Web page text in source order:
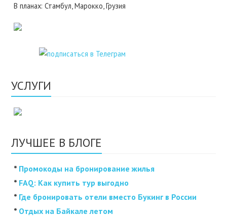
В планах: Стамбул, Марокко, Грузия
УСЛУГИ
ЛУЧШЕЕ В БЛОГЕ
* Промокоды на бронирование жилья
* FAQ: Как купить тур выгодно
* Где бронировать отели вместо Букинг в России
* Отдых на Байкале летом